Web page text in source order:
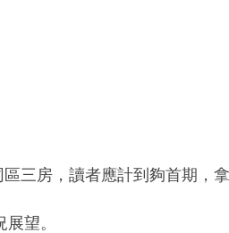
三房，讀者應計到夠首期，
望。